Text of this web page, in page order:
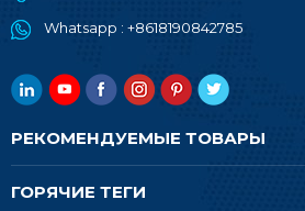
Whatsapp : +8618190842785
РЕКОМЕНДУЕМЫЕ ТОВАРЫ
ГОРЯЧИЕ ТЕГИ